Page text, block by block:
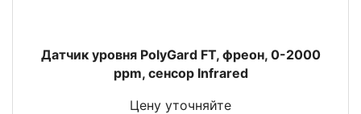
Датчик уровня PolyGard FT, фреон, 0-2000
ppm, сенсор Infrared
Цену уточняйте